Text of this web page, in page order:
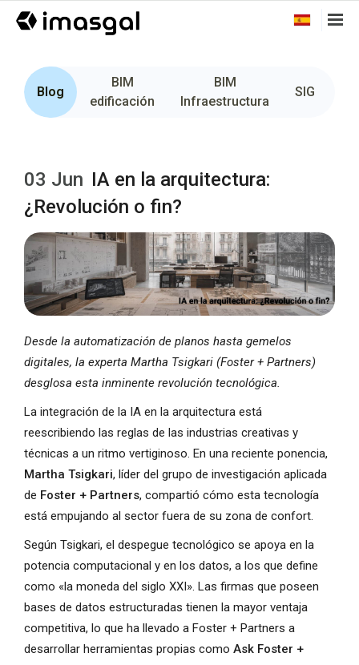
Blog
BIM
edificación
BIM
Infraestructura
SIG
03 Jun IA en la arquitectura:
¿Revolución o fin?
Desde la automatización de planos hasta gemelos
digitales, la experta Martha Tsigkari (Foster + Partners)
desglosa esta inminente revolución tecnológica.
La integración de la IA en la arquitectura está
reescribiendo las reglas de las industrias creativas y
técnicas a un ritmo vertiginoso. En una reciente ponencia,
Martha Tsigkari, líder del grupo de investigación aplicada
de Foster + Partners, compartió cómo esta tecnología
está empujando al sector fuera de su zona de confort.
Según Tsigkari, el despegue tecnológico se apoya en la
potencia computacional y en los datos, a los que define
como «la moneda del siglo XXI». Las firmas que poseen
bases de datos estructuradas tienen la mayor ventaja
competitiva, lo que ha llevado a Foster + Partners a
desarrollar herramientas propias comoAsk Foster +